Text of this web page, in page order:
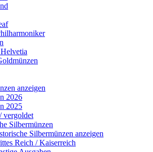
anzeigen
2026
2025
vergoldet
Silbermünzen
Silbermünzen anzeigen
Reich / Kaiserreich